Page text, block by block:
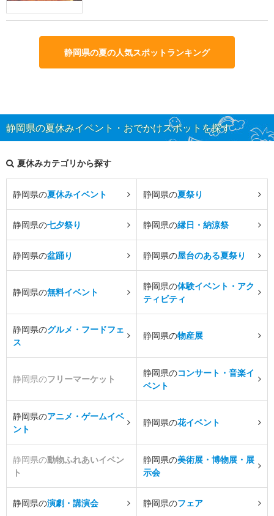
静岡県の夏の人気スポットランキング
静岡県の夏休みイベント・おでかけスポットを探す
夏休みカテゴリから探す
静岡県の夏休みイベント 静岡県の夏祭り
静岡県の七夕祭り 静岡県の縁日・納涼祭
静岡県の盆踊り 静岡県の屋台のある夏祭り
静岡県の無料イベント
静岡県の体験イベント・アク
ティビティ
静岡県のグルメ・フードフェ
ス
静岡県の物産展
静岡県のフリーマーケット
静岡県のコンサート・音楽イ
ベント
静岡県のアニメ・ゲームイベ
ント
静岡県の花イベント
静岡県の動物ふれあいイベン
ト
静岡県の美術展・博物展・展
示会
静岡県の演劇・講演会 静岡県のフェア